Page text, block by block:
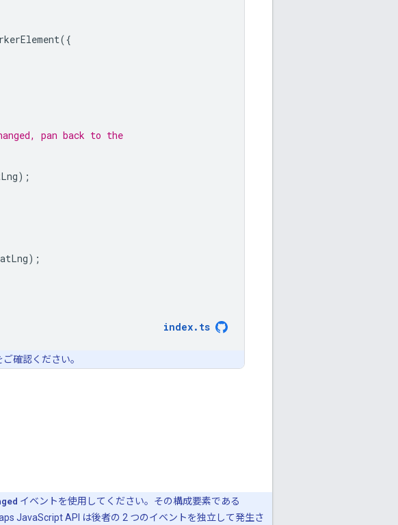
({
pan back to the
);
);
index. ts
ご確認ください。
イベントを使用してください。その構成要素である
JavaScript API は後者の 2 つのイベントを独立して発生さ